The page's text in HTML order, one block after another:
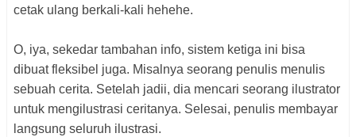
cetak ulang berkali-kali hehehe.
O, iya, sekedar tambahan info, sistem ketiga ini bisa
dibuat fleksibel juga. Misalnya seorang penulis menulis
sebuah cerita. Setelah jadii, dia mencari seorang ilustrator
untuk mengilustrasi ceritanya. Selesai, penulis membayar
langsung seluruh ilustrasi.